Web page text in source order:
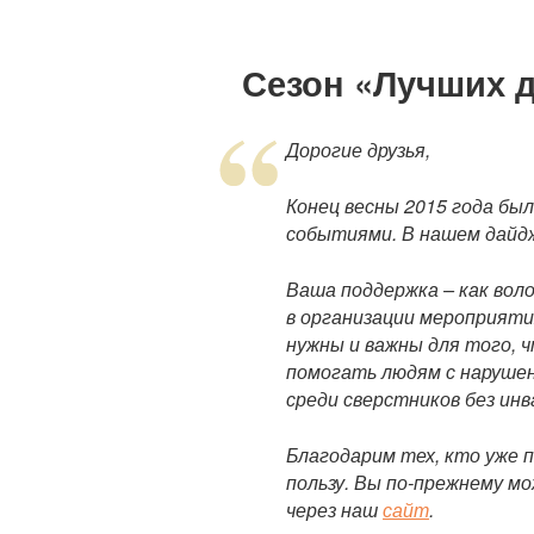
Сезон «Лучших
Дорогие друзья,
Конец весны 2015 года
событиями. В нашем
Ваша поддержка – как
в организации
нужны и важны для того,
помогать людям с
среди сверстников без
Благодарим тех, кто уже
пользу. Вы по-прежнему
через нашсайт.